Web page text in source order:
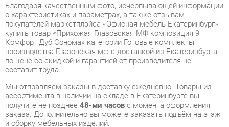
Комфорт Дуб Сонома» категории Готовые комплекты
производства Глазовская мф с доставкой из Екатеринбурга
по цене со скидкой и гарантией от производителя не
составит труда.
Мы отправляем заказы в доставку ежедневно. Товары из
ассортимента в наличии на складе в Екатеринбурге вы
получите не позднее48-ми часов с момента оформления
заказа. Дополнительно вы можете заказать подъём на этаж
и сборку мебельных изделий.
Срок доставки в другие регионы, и для товаров, находящихся
на складах производителей, рассчитывается индивидуально.
Уточнить наличие, срок и стоимость доставки вы можете